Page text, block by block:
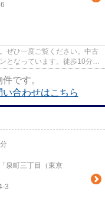
ぜひ一度ご覧ください。中古
となっています。徒歩10分圏
です。
合わせはこちら
泉町三丁目（東京
3